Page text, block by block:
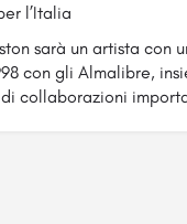
l’Italia
sarà un artista con
con gli Almalibre,
collaborazioni